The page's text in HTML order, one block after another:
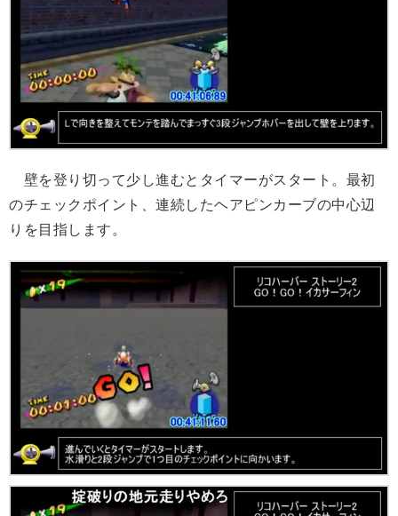
壁を登り切って少し進むとタイマーがスタート。最初
のチェックポイント、連続したヘアピンカーブの中心辺
りを目指します。